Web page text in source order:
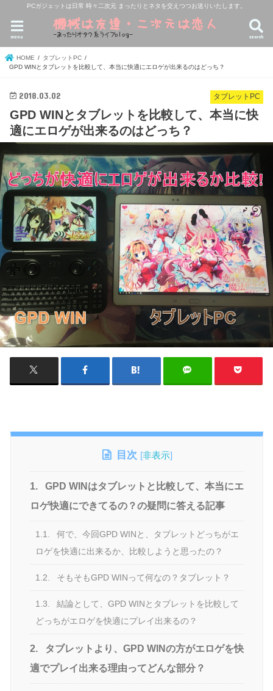
PCガジェットは日常 時々二次元 まったりとネタを交えつつお送りいたします。
search
menu
HOME
タブレットPC
GPD WINとタブレットを比較して、本当に快適にエロゲが出来るのはどっち？
タブレットPC
2018.03.02
GPD WINとタブレットを比較して、本当に快
適にエロゲが出来るのはどっち？
目次 [非表示]
1.
GPD WINはタブレットと比較して、本当にエ
ロゲ快適にできてるの？の疑問に答える記事
1.1.
何で、今回GPD WINと、タブレットどっちがエ
ロゲを快適に出来るか、比較しようと思ったの？
1.2. そもそもGPD WINって何なの？タブレット？
1.3.
結論として、GPD WINとタブレットを比較して
どっちがエロゲを快適にプレイ出来るの？
2.
タブレットより、GPD WINの方がエロゲを快
適でプレイ出来る理由ってどんな部分？